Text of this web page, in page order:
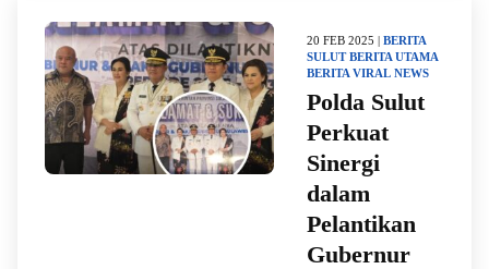
20 FEB 2025 | BERITA
SULUT BERITA UTAMA
BERITA VIRAL NEWS
Polda Sulut
Perkuat
Sinergi
dalam
Pelantikan
Gubernur